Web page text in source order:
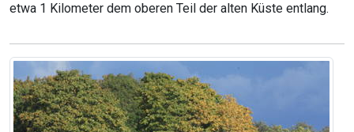
etwa 1 Kilometer dem oberen Teil der alten Küste entlang.